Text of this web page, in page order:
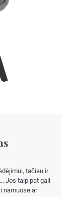
tačiau ir
Jos taip pat gali
namuose ar